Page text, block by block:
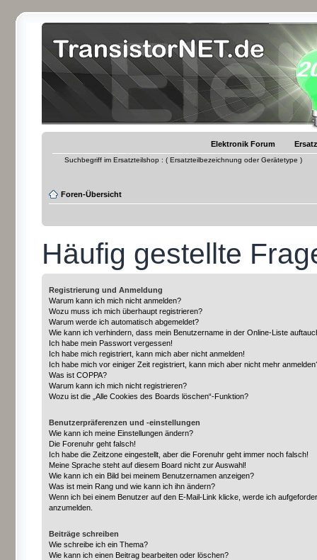
Elektronik Forum
Suchbegriff im Ersatzteilshop : ( Ersatzteilbezeichnung oder Gerätetype )
Foren-Übersicht
Häufig gestellte
Registrierung und Anmeldung
Warum kann ich mich nicht anmelden?
Wozu muss ich mich überhaupt registrieren?
Warum werde ich automatisch abgemeldet?
Wie kann ich verhindern, dass mein Benutzername in der Online-Liste
Ich habe mein Passwort vergessen!
Ich habe mich registriert, kann mich aber nicht anmelden!
Ich habe mich vor einiger Zeit registriert, kann mich aber nicht mehr
Was ist COPPA?
Warum kann ich mich nicht registrieren?
Wozu ist die „Alle Cookies des Boards löschen“-Funktion?
Benutzerpräferenzen und -einstellungen
Wie kann ich meine Einstellungen ändern?
Die Forenuhr geht falsch!
Ich habe die Zeitzone eingestellt, aber die Forenuhr geht immer noch falsch!
Meine Sprache steht auf diesem Board nicht zur Auswahl!
Wie kann ich ein Bild bei meinem Benutzernamen anzeigen?
Was ist mein Rang und wie kann ich ihn ändern?
Wenn ich bei einem Benutzer auf den E-Mail-Link klicke, werde ich
anzumelden.
Beiträge schreiben
Wie schreibe ich ein Thema?
Wie kann ich einen Beitrag bearbeiten oder löschen?